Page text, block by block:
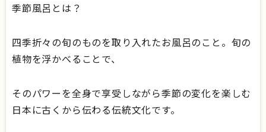
季節風呂とは？
四季折々の旬のものを取り入れたお風呂のこと。旬の
植物を浮かべることで、
そのパワーを全身で享受しながら季節の変化を楽しむ
日本に古くから伝わる伝統文化です。